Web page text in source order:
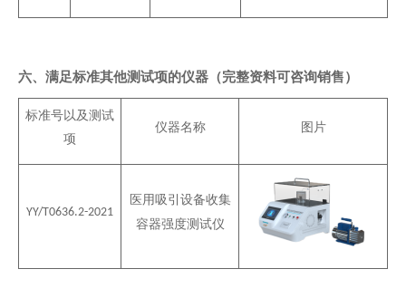
六、满足标准其他测试项的仪器（完整资料可咨询销售）
标准号以及测试
项
仪器名称 图片
YY/T0636.2-2021
医用吸引设备收集
容器强度测试仪